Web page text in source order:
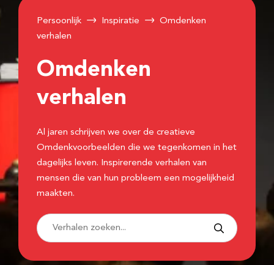
Persoonlijk Inspiratie
Omdenken
verhalen
Omdenken
verhalen
Al jaren schrijven we over de creatieve
Omdenkvoorbeelden die we tegenkomen in het
dagelijks leven. Inspirerende verhalen van
mensen die van hun probleem een mogelijkheid
maakten.